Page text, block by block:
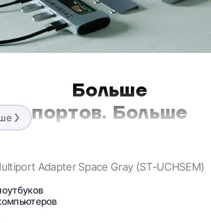
Больше
портов. Больше
для дополнительных возможностей передачи
10 Гбит/с. Не поддерживает зарядку и
кардридеры, в том числе Apple SuperDrive.
Adapter Space Gray (ST-UCHSEM)